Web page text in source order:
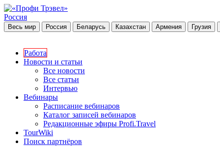
Россия
Весь мир Россия Беларусь Казахстан Армения Грузия
Работа
Новости и статьи
Все новости
Все статьи
Интервью
Вебинары
Расписание вебинаров
Каталог записей вебинаров
Редакционные эфиры Profi.Travel
TourWiki
Поиск партнёров